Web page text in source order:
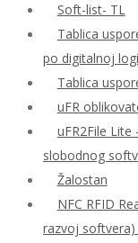
Soft-list- TL
Tablica
po digitalnoj
Tablica
uFR
uFR2File Lite
slobodnog
Žalostan
NFC RFID
razvoj softvera)